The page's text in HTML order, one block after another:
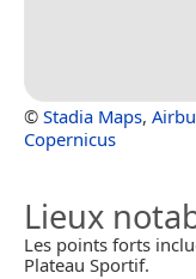
© Stadia Maps,
Copernicus
Lieux
Les points forts
Plateau Sportif.